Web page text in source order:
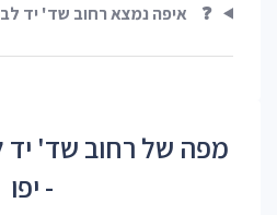
❓ איפה נמצא רחוב שד' יד
מפה של רחוב שד' יד
- יפו